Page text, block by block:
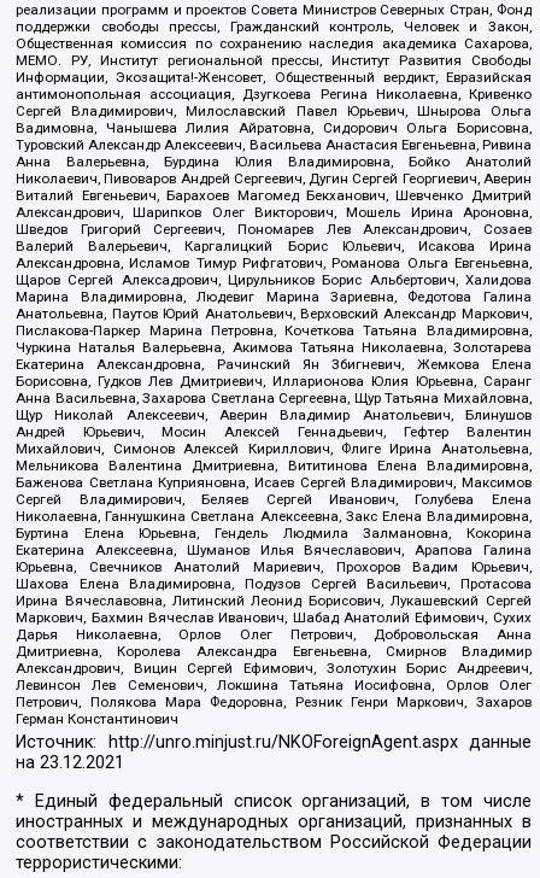
реализации программ и проектов Совета Министров Северных Стран, Фонд
поддержки свободы прессы, Гражданский контроль, Человек и Закон,
Общественная комиссия по сохранению наследия академика Сахарова,
МЕМО. РУ, Институт региональной прессы, Институт Развития Свободы
Информации, Экозащита!-Женсовет, Общественный вердикт, Евразийская
антимонопольная ассоциация, Дзугкоева Регина Николаевна, Кривенко
Сергей Владимирович, Милославский Павел Юрьевич, Шнырова Ольга
Вадимовна, Чанышева Лилия Айратовна, Сидорович Ольга Борисовна,
Туровский Александр Алексеевич, Васильева Анастасия Евгеньевна, Ривина
Анна Валерьевна, Бурдина Юлия Владимировна, Бойко Анатолий
Николаевич, Пивоваров Андрей Сергеевич, Дугин Сергей Георгиевич, Аверин
Виталий Евгеньевич, Барахоев Магомед Бекханович, Шевченко Дмитрий
Александрович, Шарипков Олег Викторович, Мошель Ирина Ароновна,
Шведов Григорий Сергеевич, Пономарев Лев Александрович, Созаев
Валерий Валерьевич, Каргалицкий Борис Юльевич, Исакова Ирина
Александровна, Исламов Тимур Рифгатович, Романова Ольга Евгеньевна,
Щаров Сергей Алексадрович, Цирульников Борис Альбертович, Халидова
Марина Владимировна, Людевиг Марина Зариевна, Федотова Галина
Анатольевна, Паутов Юрий Анатольевич, Верховский Александр Маркович,
Пислакова-Паркер Марина Петровна, Кочеткова Татьяна Владимировна,
Чуркина Наталья Валерьевна, Акимова Татьяна Николаевна, Золотарева
Екатерина Александровна, Рачинский Ян Збигневич, Жемкова Елена
Борисовна, Гудков Лев Дмитриевич, Илларионова Юлия Юрьевна, Саранг
Анна Васильевна, Захарова Светлана Сергеевна, Щур Татьяна Михайловна,
Щур Николай Алексеевич, Аверин Владимир Анатольевич, Блинушов
Андрей Юрьевич, Мосин Алексей Геннадьевич, Гефтер Валентин
Михайлович, Симонов Алексей Кириллович, Флиге Ирина Анатольевна,
Мельникова Валентина Дмитриевна, Вититинова Елена Владимировна,
Баженова Светлана Куприяновна, Исаев Сергей Владимирович, Максимов
Сергей Владимирович, Беляев Сергей Иванович, Голубева Елена
Николаевна, Ганнушкина Светлана Алексеевна, Закс Елена Владимировна,
Буртина Елена Юрьевна, Гендель Людмила Залмановна, Кокорина
Екатерина Алексеевна, Шуманов Илья Вячеславович, Арапова Галина
Юрьевна, Свечников Анатолий Мариевич, Прохоров Вадим Юрьевич,
Шахова Елена Владимировна, Подузов Сергей Васильевич, Протасова
Ирина Вячеславовна, Литинский Леонид Борисович, Лукашевский Сергей
Маркович, Бахмин Вячеслав Иванович, Шабад Анатолий Ефимович, Сухих
Дарья Николаевна, Орлов Олег Петрович, Добровольская Анна
Дмитриевна, Королева Александра Евгеньевна, Смирнов Владимир
Александрович, Вицин Сергей Ефимович, Золотухин Борис Андреевич,
Левинсон Лев Семенович, Локшина Татьяна Иосифовна, Орлов Олег
Петрович, Полякова Мара Федоровна, Резник Генри Маркович, Захаров
Герман Константинович
Источник: http://unro.minjust.ru/NKOForeignAgent.aspxданные
на23.12.2021
* Единый федеральный список организаций, в том числе
иностранных и международных организаций, признанных в
соответствии с законодательством Российской Федерации
террористическими: